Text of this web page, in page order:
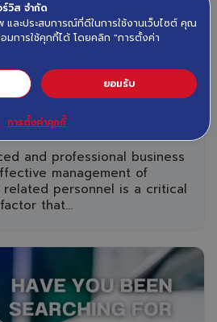
Service
Journey You Can
Trust
and professional business
management of
personnel is a critical
factor that...
วิส จำกัด
และประสบการณ์ที่ดีในการใช้งานเว็บไซต์ คุณ
มการใช้คุกกี้ได้ โดยคลิก "การตั้งค่า
ยอมรับ
การตั้งค่าคุกกี้